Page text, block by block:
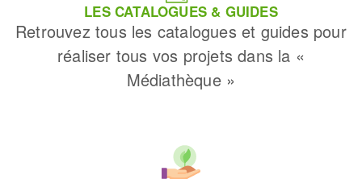
LES CATALOGUES & GUIDES
Retrouvez tous les catalogues et guides pour
réaliser tous vos projets dans la «
Médiathèque »